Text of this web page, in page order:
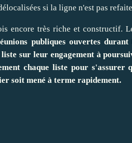
si la ligne n'est pas
encore très riche et constructif.
publiques ouvertes
sur leur engagement à
chaque liste pour s'assurer
soit mené à terme rapidement.